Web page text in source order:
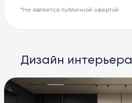
*Не является публичной офертой
Дизайн интерьера